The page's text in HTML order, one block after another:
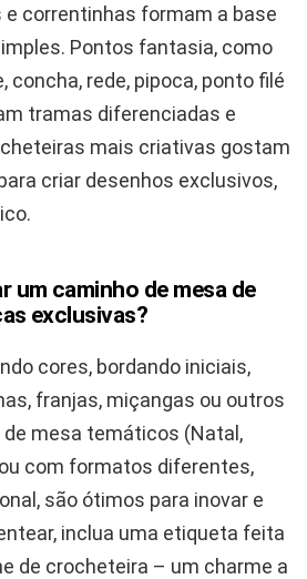
e correntinhas formam a base
Pontos fantasia, como
concha, rede, pipoca, ponto filé
tramas diferenciadas e
mais criativas gostam
criar desenhos exclusivos,
um caminho de mesa de
exclusivas?
cores, bordando iniciais,
franjas, miçangas ou outros
mesa temáticos (Natal,
com formatos diferentes,
são ótimos para inovar e
inclua uma etiqueta feita
de crocheteira – um charme a